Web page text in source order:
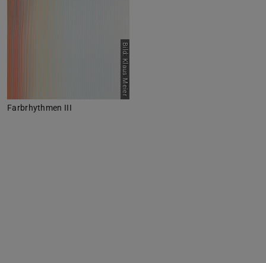
Bild: Klaus Meier
Farbrhythmen III